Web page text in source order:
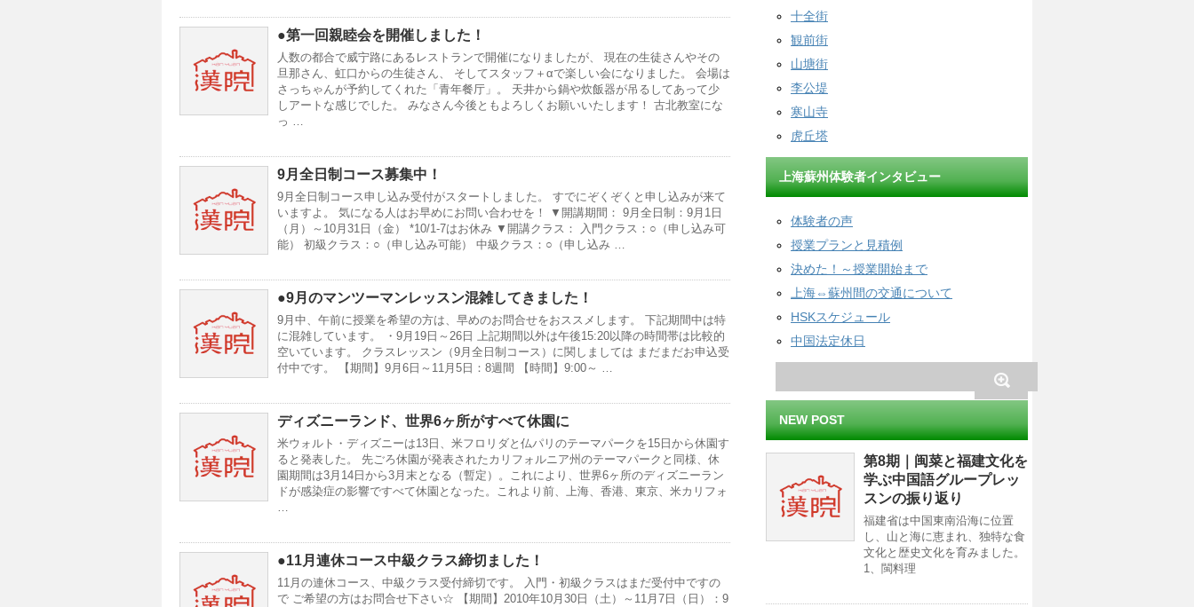
●第一回親睦会を開催しました！
人数の都合で威宁路にあるレストランで開催になりましたが、 現在の生徒さんやその
旦那さん、虹口からの生徒さん、 そしてスタッフ＋αで楽しい会になりました。 会場は
さっちゃんが予約してくれた「青年餐厅」。 天井から鍋や炊飯器が吊るしてあって少
しアートな感じでした。 みなさん今後ともよろしくお願いいたします！ 古北教室にな
っ …
9月全日制コース募集中！
9月全日制コース申し込み受付がスタートしました。 すでにぞくぞくと申し込みが来て
いますよ。 気になる人はお早めにお問い合わせを！ ▼開講期間： 9月全日制：9月1日
（月）～10月31日（金） *10/1-7はお休み ▼開講クラス： 入門クラス：○（申し込み可
能） 初級クラス：○（申し込み可能） 中級クラス：○（申し込み …
●9月のマンツーマンレッスン混雑してきました！
9月中、午前に授業を希望の方は、早めのお問合せをおススメします。 下記期間中は特
に混雑しています。 ・9月19日～26日 上記期間以外は午後15:20以降の時間帯は比較的
空いています。 クラスレッスン（9月全日制コース）に関しましては まだまだお申込受
付中です。 【期間】9月6日～11月5日：8週間 【時間】9:00～ …
ディズニーランド、世界6ヶ所がすべて休園に
米ウォルト・ディズニーは13日、米フロリダと仏パリのテーマパークを15日から休園す
ると発表した。 先ごろ休園が発表されたカリフォルニア州のテーマパークと同様、休
園期間は3月14日から3月末となる（暫定）。これにより、世界6ヶ所のディズニーラン
ドが感染症の影響ですべて休園となった。これより前、上海、香港、東京、米カリフォ
…
●11月連休コース中級クラス締切ました！
11月の連休コース、中級クラス受付締切です。 入門・初級クラスはまだ受付中ですの
で ご希望の方はお問合せ下さい☆ 【期間】2010年10月30日（土）～11月7日（日）：9
十全街
観前街
山塘街
李公堤
寒山寺
虎丘塔
上海蘇州体験者インタビュー
体験者の声
授業プランと見積例
決めた！～授業開始まで
上海⇔蘇州間の交通について
HSKスケジュール
中国法定休日
NEW POST
第8期｜闽菜と福建文化を
学ぶ中国語グループレッ
スンの振り返り
福建省は中国東南沿海に位置
し、山と海に恵まれ、独特な食
文化と歴史文化を育みました。
1、閩料理